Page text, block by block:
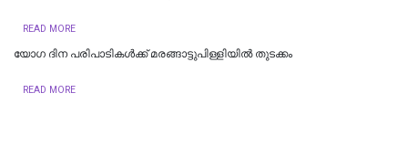
READ MORE
യോഗ ദിന പരിപാടികള്‍ക്ക് മരങ്ങാട്ടുപിള്ളിയില്‍ തുടക്കം
READ MORE